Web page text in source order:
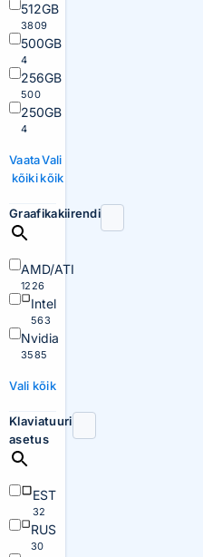
512GB
3809
500GB
4
256GB
500
250GB
4
Vaata
kõiki
Vali
kõik
Graafikakiirendi
AMD/ATI
1226
Intel
563
Nvidia
3585
Vali kõik
Klaviatuuri
asetus
EST
32
RUS
30